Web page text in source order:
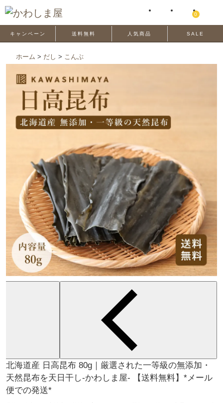
0
キャンペーン 送料無料 人気商品 SALE
ホーム > だし > こんぶ
北海道産 日高昆布 80g｜厳選された一等級の無添加・
天然昆布を天日干し-かわしま屋- 【送料無料】*メール
便での発送*